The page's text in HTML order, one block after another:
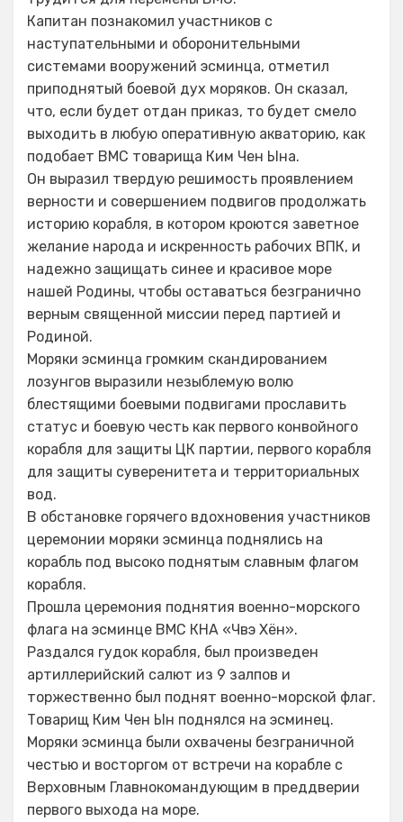
Капитан познакомил участников с
наступательными и оборонительными
системами вооружений эсминца, отметил
приподнятый боевой дух моряков. Он сказал,
что, если будет отдан приказ, то будет смело
выходить в любую оперативную акваторию, как
подобает ВМС товарища Ким Чен Ына.
Он выразил твердую решимость проявлением
верности и совершением подвигов продолжать
историю корабля, в котором кроются заветное
желание народа и искренность рабочих ВПК, и
надежно защищать синее и красивое море
нашей Родины, чтобы оставаться безгранично
верным священной миссии перед партией и
Родиной.
Моряки эсминца громким скандированием
лозунгов выразили незыблемую волю
блестящими боевыми подвигами прославить
статус и боевую честь как первого конвойного
корабля для защиты ЦК партии, первого корабля
для защиты суверенитета и территориальных
вод.
В обстановке горячего вдохновения участников
церемонии моряки эсминца поднялись на
корабль под высоко поднятым славным флагом
корабля.
Прошла церемония поднятия военно-морского
флага на эсминце ВМС КНА «Чвэ Хён».
Раздался гудок корабля, был произведен
артиллерийский салют из 9 залпов и
торжественно был поднят военно-морской флаг.
Товарищ Ким Чен Ын поднялся на эсминец.
Моряки эсминца были охвачены безграничной
честью и восторгом от встречи на корабле с
Верховным Главнокомандующим в преддверии
первого выхода на море.